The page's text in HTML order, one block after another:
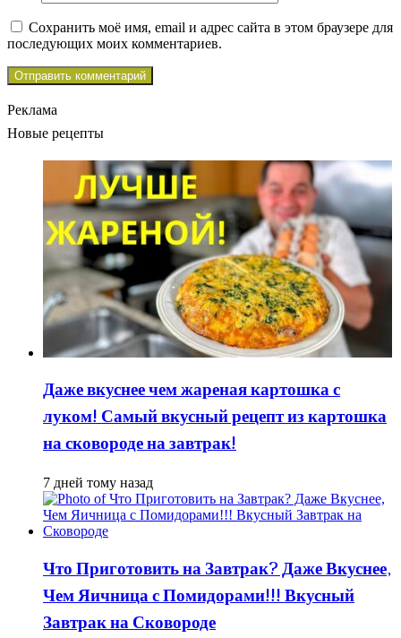
Сохранить моё имя, email и адрес сайта в этом браузере для
последующих моих комментариев.
Реклама
Новые рецепты
Даже вкуснее чем жареная картошка с
луком! Самый вкусный рецепт из картошка
на сковороде на завтрак!
7 дней тому назад
Что Приготовить на Завтрак? Даже Вкуснее,
Чем Яичница с Помидорами!!! Вкусный
Завтрак на Сковороде